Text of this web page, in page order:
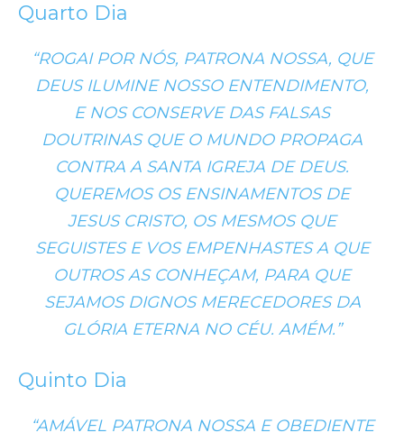
Quarto Dia
“ROGAI POR NÓS, PATRONA NOSSA, QUE
DEUS ILUMINE NOSSO ENTENDIMENTO,
E NOS CONSERVE DAS FALSAS
DOUTRINAS QUE O MUNDO PROPAGA
CONTRA A SANTA IGREJA DE DEUS.
QUEREMOS OS ENSINAMENTOS DE
JESUS CRISTO, OS MESMOS QUE
SEGUISTES E VOS EMPENHASTES A QUE
OUTROS AS CONHEÇAM, PARA QUE
SEJAMOS DIGNOS MERECEDORES DA
GLÓRIA ETERNA NO CÉU. AMÉM.”
Quinto Dia
“AMÁVEL PATRONA NOSSA E OBEDIENTE